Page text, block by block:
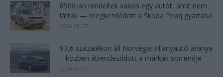
8500-an rendeltek vakon egy autót, amit nem
láttak — megkezdődött a Škoda Peaq gyártása
2026-08-07
97,6 százalékon áll Norvégia villanyautó-aránya
– közben átrendeződött a márkák sorrendje
2026-08-07